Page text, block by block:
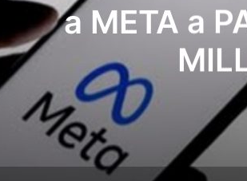
«tenemos
dialogar y a
Mons.